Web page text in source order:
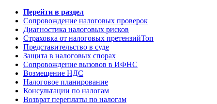
Перейти в раздел
Сопровождение налоговых проверок
Диагностика налоговых рисков
Страховка от налоговых претензийТоп
Представительство в суде
Защита в налоговых спорах
Сопровождение вызовов в ИФНС
Возмещение НДС
Налоговое планирование
Консультации по налогам
Возврат переплаты по налогам